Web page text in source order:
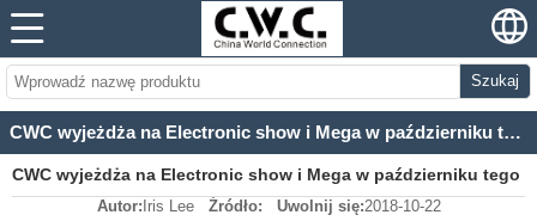
Szukaj
CWC wyjeżdża na Electronic show i Mega w październiku tego roku
CWC wyjeżdża na Electronic show i Mega w październiku tego
Autor: Iris Lee Źródło: Uwolnij się:2018-10-22